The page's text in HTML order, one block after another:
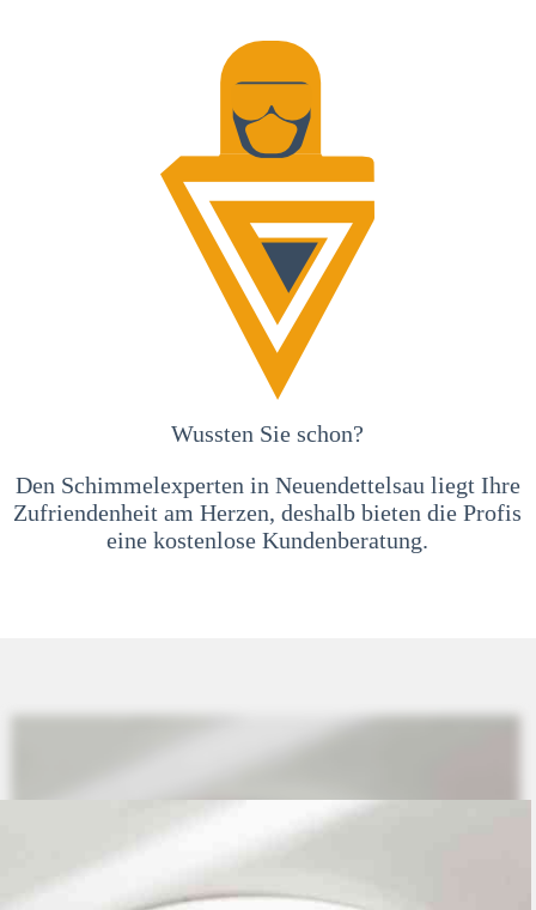
Wussten Sie schon?
Den Schimmelexperten in Neuendettelsau liegt Ihre
Zufriendenheit am Herzen, deshalb bieten die Profis
eine kostenlose Kundenberatung.